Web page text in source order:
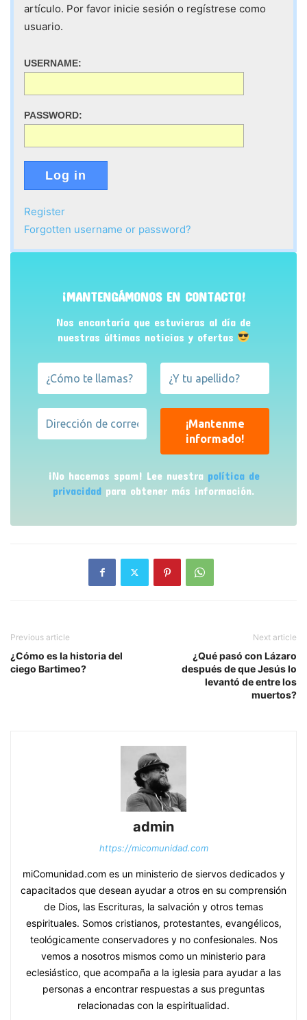
artículo. Por favor inicie sesión o regístrese como
usuario.
USERNAME:
PASSWORD:
Log in
Register
Forgotten username or password?
¡MANTENGÁMONOS EN CONTACTO!
Nos encantaría que estuvieras al día de
nuestras últimas noticias y ofertas
¡No hacemos spam! Lee nuestra política de
privacidad para obtener más información.
Previous article
¿Cómo es la historia del
ciego Bartimeo?
Next article
¿Qué pasó con Lázaro
después de que Jesús lo
levantó de entre los
muertos?
admin
https://micomunidad.com
miComunidad.com es un ministerio de siervos dedicados y
capacitados que desean ayudar a otros en su comprensión
de Dios, las Escrituras, la salvación y otros temas
espirituales. Somos cristianos, protestantes, evangélicos,
teológicamente conservadores y no confesionales. Nos
vemos a nosotros mismos como un ministerio para
eclesiástico, que acompaña a la iglesia para ayudar a las
personas a encontrar respuestas a sus preguntas
relacionadas con la espiritualidad.